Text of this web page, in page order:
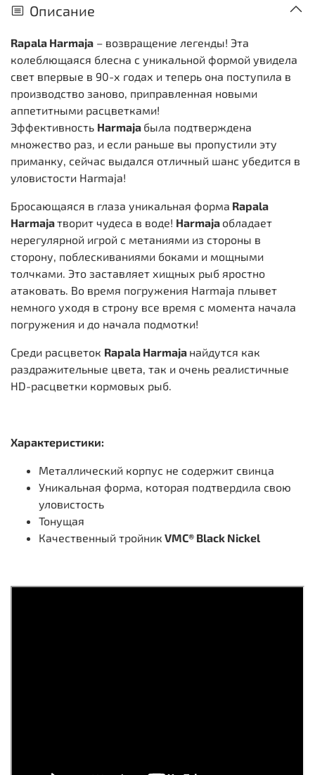
Описание
Rapala Harmaja – возвращение легенды! Эта
колеблющаяся блесна с уникальной формой увидела
свет впервые в 90-х годах и теперь она поступила в
производство заново, приправленная новыми
аппетитными расцветками!
Эффективность Harmaja была подтверждена
множество раз, и если раньше вы пропустили эту
приманку, сейчас выдался отличный шанс убедится в
уловистости Harmaja!
Бросающаяся в глаза уникальная форма Rapala
Harmajaтворит чудеса в воде! Harmaja обладает
нерегулярной игрой с метаниями из стороны в
сторону, поблескиваниями боками и мощными
толчками. Это заставляет хищных рыб яростно
атаковать. Во время погружения Harmaja плывет
немного уходя в строну все время с момента начала
погружения и до начала подмотки!
Среди расцветок Rapala Harmaja найдутся как
раздражительные цвета, так и очень реалистичные
HD-расцветки кормовых рыб.
Характеристики:
Металлический корпус не содержит свинца
Уникальная форма, которая подтвердила свою
уловистость
Тонущая
Качественный тройник VMC® Black Nickel